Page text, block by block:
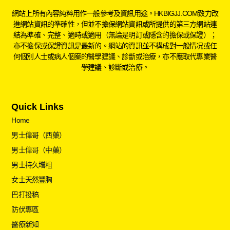
網站上所有內容純粹用作一般參考及資訊用途。HKBIGJJ.COM致力改
進網站資訊的準確性，但並不擔保網站資訊或所提供的第三方網站連
結為準確、完整、適時或適用（無論是明訂或隱含的擔保或保證）；
亦不擔保或保證資訊是最新的。網站的資訊並不構成對一般情况或任
何個別人士或病人個案的醫學建議、診斷或治療，亦不應取代專業醫
學建議、診斷或治療。
Quick Links
Home
男士偉哥（西藥）
男士偉哥（中藥）
男士持久增粗
女士天然豐胸
巴打投稿
防伏專區
醫療新知